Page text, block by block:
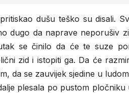
dušu teško su disali.
dugo da naprave neporušiv
se činilo da će te suze
zid i istopiti ga. Da će
da se zauvijek sjedine u
plesala po pustom